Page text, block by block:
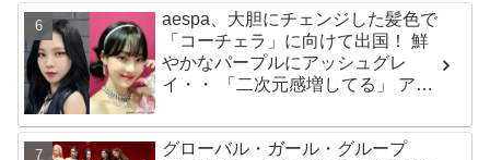
aespa、大胆にチェンジした髪色で
「コーチェラ」に向けて出国！ 鮮
やかなパープルにアッシュグレ
イ・・ 「二次元感増してる」 アバ
グローバル・ガール・グループ